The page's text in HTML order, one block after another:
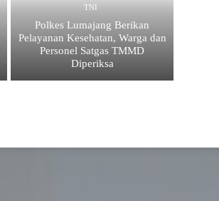
TNI
Polkes Lumajang Berikan
Pelayanan Kesehatan, Warga dan
Personel Satgas TMMD
Diperiksa